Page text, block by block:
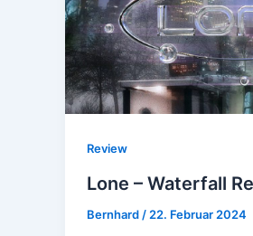
Review
Lone – Waterfall
Bernhard / 22. Februar 2024